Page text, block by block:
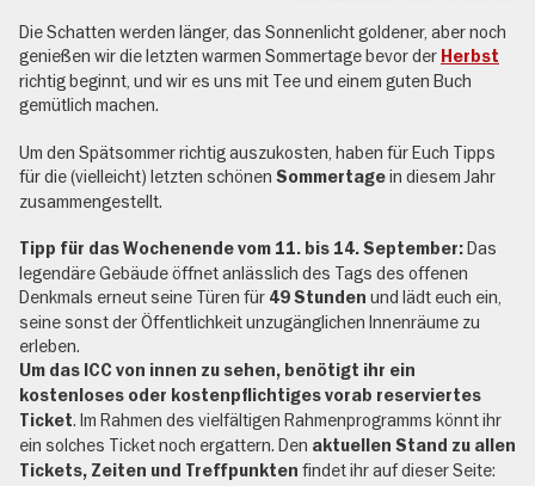
Die Schatten werden länger, das Sonnenlicht goldener, aber noch
genießen wir die letzten warmen Sommertage bevor der Herbst
richtig beginnt, und wir es uns mit Tee und einem guten Buch
gemütlich machen.
Um den Spätsommer richtig auszukosten, haben für Euch Tipps
für die (vielleicht) letzten schönen Sommertagein diesem Jahr
zusammengestellt.
Tipp für das Wochenende vom 11. bis 14. September:Das
legendäre Gebäude öffnet anlässlich des Tags des offenen
Denkmals erneut seine Türen für 49 Stunden und lädt euch ein,
seine sonst der Öffentlichkeit unzugänglichen Innenräume zu
erleben.
Um das ICC von innen zu sehen, benötigt ihr ein
kostenloses oder kostenpflichtiges vorab reserviertes
Ticket. Im Rahmen des vielfältigen Rahmenprogramms könnt ihr
ein solches Ticket noch ergattern. Den aktuellen Stand zu allen
Tickets, Zeiten und Treffpunkten findet ihr auf dieser Seite: